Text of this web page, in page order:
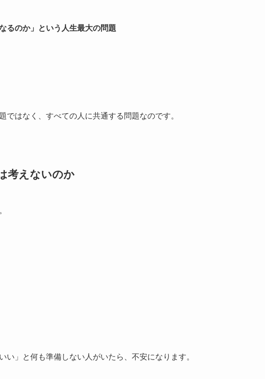
るのか」という人生最大の問題
ではなく、すべての人に共通する問題なのです。
考えないのか
い」と何も準備しない人がいたら、不安になります。